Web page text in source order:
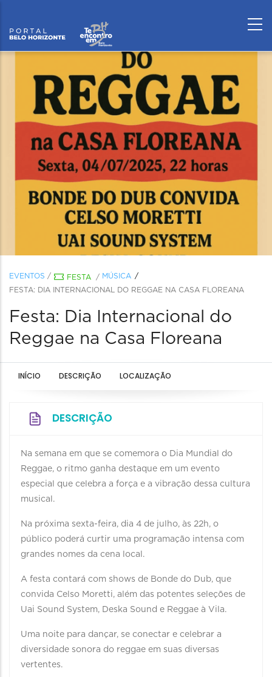
EVENTOS / FESTA / MÚSICA
FESTA: DIA INTERNACIONAL DO REGGAE NA CASA FLOREANA
Festa: Dia Internacional do
Reggae na Casa Floreana
INÍCIO DESCRIÇÃO LOCALIZAÇÃO
DESCRIÇÃO
Na semana em que se comemora o Dia Mundial do
Reggae, o ritmo ganha destaque em um evento
especial que celebra a força e a vibração dessa cultura
musical.
Na próxima sexta-feira, dia 4 de julho, às 22h, o
público poderá curtir uma programação intensa com
grandes nomes da cena local.
A festa contará com shows de Bonde do Dub, que
convida Celso Moretti, além das potentes seleções de
Uai Sound System, Deska Sound e Reggae à Vila.
Uma noite para dançar, se conectar e celebrar a
diversidade sonora do reggae em suas diversas
vertentes.